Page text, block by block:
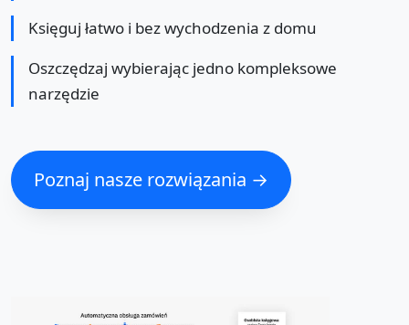
Księguj łatwo i bez wychodzenia z domu
Oszczędzaj wybierając jedno kompleksowe
narzędzie
Poznaj nasze rozwiązania →